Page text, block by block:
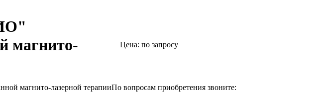
магнито-
Цена: по запросу
По вопросам приобретения звоните: